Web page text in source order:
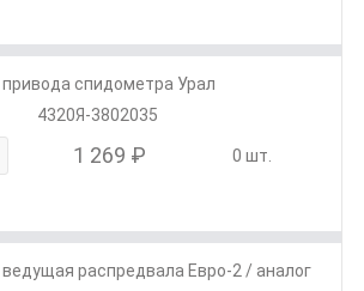
спидометра Урал
4320Я-3802035
1 269 ₽ 0 шт.
распредвала Евро-2 / аналог